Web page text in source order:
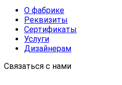
О фабрике
Реквизиты
Сертификаты
Услуги
Дизайнерам
Связаться с нами